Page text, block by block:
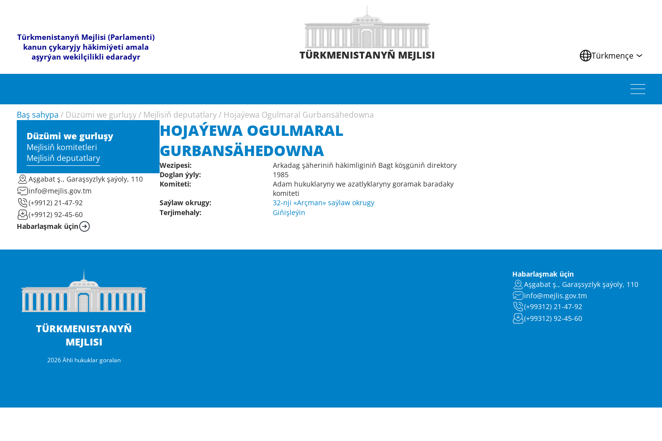
Türkmenistanyň Mejlisi (Parlamenti)
kanun çykaryjy häkimiýeti amala
aşyrýan wekilçilikli edaradyr
TÜRKMENISTANYŇ MEJLISI Türkmençe
Baş sahypa / Düzümi we gurluşy / Mejlisiň deputatlary / Hojaýewa Ogulmaral Gurbansähedowna
Düzümi we gurluşy
Mejlisiň komitetleri
Mejlisiň deputatlary
Aşgabat ş., Garaşsyzlyk şaýoly, 110
info@mejlis.gov.tm
(+9912) 21-47-92
(+9912) 92-45-60
Habarlaşmak üçin
HOJAÝEWA OGULMARAL
GURBANSÄHEDOWNA
Wezipesi:
Arkadag şäheriniň häkimliginiň Bagt köşgüniň direktory
Doglan ýyly:
1985
Komiteti:
Adam hukuklaryny we azatlyklaryny goramak baradaky
komiteti
Saýlaw okrugy:
32-nji «Arçman» saýlaw okrugy
Terjimehaly:
Giňişleýin
TÜRKMENISTANYŇ
MEJLISI
2026 Ähli hukuklar goralan
Habarlaşmak üçin
Aşgabat ş., Garaşsyzlyk şaýoly, 110
info@mejlis.gov.tm
(+99312) 21-47-92
(+99312) 92-45-60